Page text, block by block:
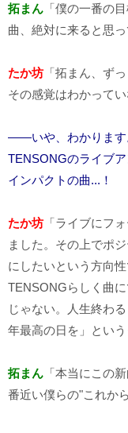
拓まん 「僕の一番の
曲、絶対に来ると思っ
たか坊 「拓まん、ず
その感覚はわかってい
――いや、わかります
TENSONGのライブ
インパクトの曲...！
たか坊 「ライブにフ
ました。その上でポ
にしたいという方向
TENSONGらしく曲
じゃない。人生終わ
年最高の日を」という
拓まん 「本当にこの
番近い僕らの"これか